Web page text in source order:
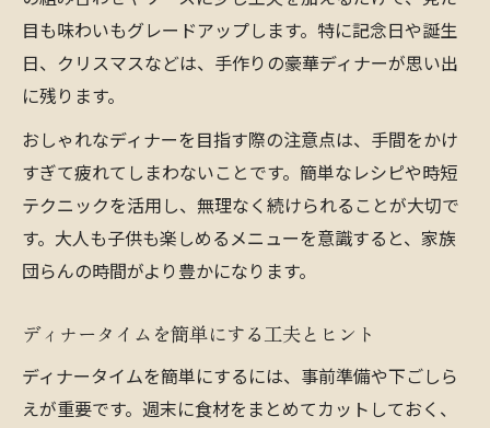
目も味わいもグレードアップします。特に記念日や誕生
日、クリスマスなどは、手作りの豪華ディナーが思い出
に残ります。
おしゃれなディナーを目指す際の注意点は、手間をかけ
すぎて疲れてしまわないことです。簡単なレシピや時短
テクニックを活用し、無理なく続けられることが大切で
す。大人も子供も楽しめるメニューを意識すると、家族
団らんの時間がより豊かになります。
ディナータイムを簡単にする工夫とヒント
ディナータイムを簡単にするには、事前準備や下ごしら
えが重要です。週末に食材をまとめてカットしておく、